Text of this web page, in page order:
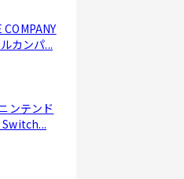
COMPANY
カンパ...
ンテンド